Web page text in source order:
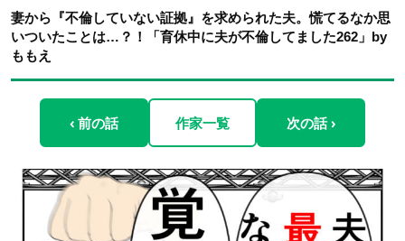
妻から『不倫していない証拠』を求められた夫。慌てるなか思
いついたことは…？！「育休中に夫が不倫してました262」by
ももえ
‹ 前の話 作家一覧 次の話 ›